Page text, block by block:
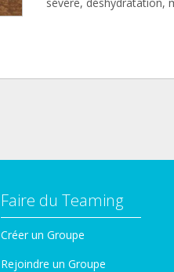
sévère, déshydratation,
Faire du Teaming
Créer un Groupe
Rejoindre un Groupe